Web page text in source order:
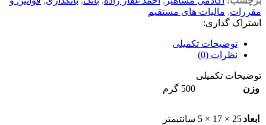
مقررات, مالیات های مستقیم
اشتراک گذاری:
توضیحات تکمیلی
نظرات (0)
توضیحات تکمیلی
وزن
500 گرم
ابعاد25 × 17 × 5 سانتیمتر